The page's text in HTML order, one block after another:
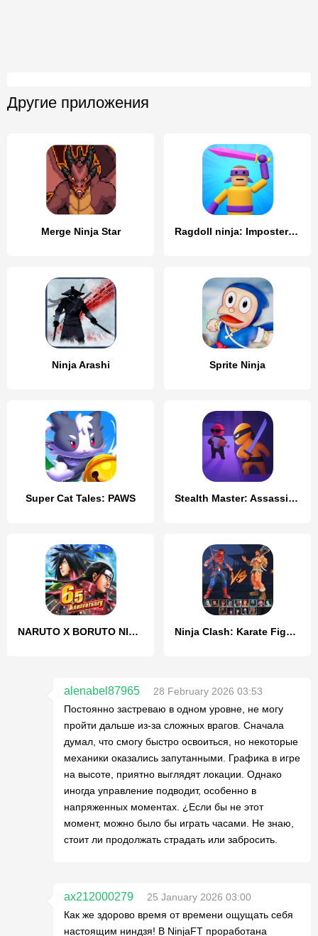
Другие приложения
Merge Ninja Star Ragdoll ninja: Imposter hero
Ninja Arashi Sprite Ninja
Super Cat Tales: PAWS Stealth Master: Assassin Ninja
NARUTO X BORUTO NINJA VOLTAGE Ninja Clash: Karate Fighters
alenabel87965
28 February 2026 03:53
Постоянно застреваю в одном уровне, не могу
пройти дальше из-за сложных врагов. Сначала
думал, что смогу быстро освоиться, но некоторые
механики оказались запутанными. Графика в игре
на высоте, приятно выглядят локации. Однако
иногда управление подводит, особенно в
напряженных моментах. ¿Если бы не этот
момент, можно было бы играть часами. Не знаю,
стоит ли продолжать страдать или забросить.
ax212000279
25 January 2026 03:00
Как же здорово время от времени ощущать себя
настоящим ниндзя! В NinjaFT проработана